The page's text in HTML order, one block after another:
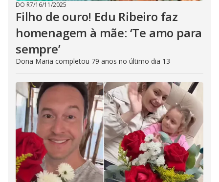
DO R7/16/11/2025
Filho de ouro! Edu Ribeiro faz
homenagem à mãe: ‘Te amo para
sempre’
Dona Maria completou 79 anos no último dia 13